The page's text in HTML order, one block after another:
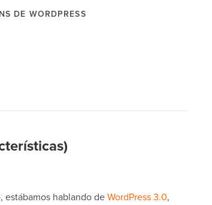
DE WORDPRESS
estábamos hablando deWordPress 3.0,